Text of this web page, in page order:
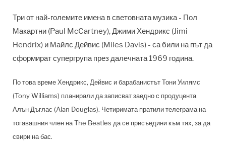
Три от най-големите имена в световната музика - Пол
Макартни (Paul McCartney), Джими Хендрикс (Jimi
Hendrix) и Майлс Дейвис (Miles Davis) - са били на път да
сформират супергрупа през далечната 1969 година.
По това време Хендрикс, Дейвис и барабанистът Тони Уилямс
(Tony Williams) планирали да записват заедно с продуцента
Алън Дъглас (Alan Douglas). Четиримата пратили телеграма на
тогавашния член на The Beatles да се присъедини към тях, за да
свири на бас.